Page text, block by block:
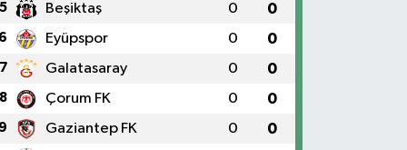
5 Beşiktaş 0 0
6 Eyüpspor 0 0
7 Galatasaray 0 0
8 Çorum FK 0 0
9 Gaziantep FK 0 0